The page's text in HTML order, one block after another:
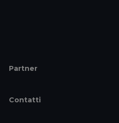
Partner
Contatti